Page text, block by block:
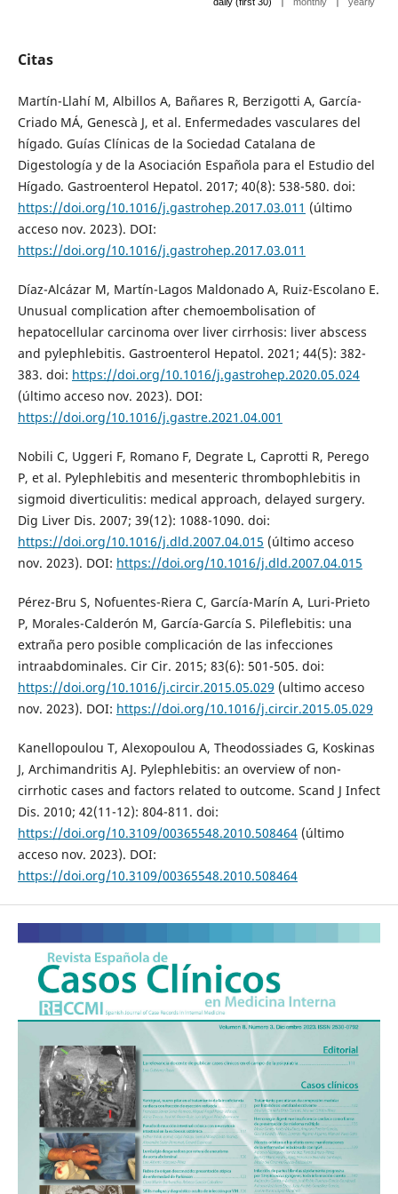
Citas
Martín-Llahí M, Albillos A, Bañares R, Berzigotti A, García-
Criado MÁ, Genescà J, et al. Enfermedades vasculares del
hígado. Guías Clínicas de la Sociedad Catalana de
Digestología y de la Asociación Española para el Estudio del
Hígado. Gastroenterol Hepatol. 2017; 40(8): 538-580. doi:
https://doi.org/10.1016/j.gastrohep.2017.03.011 (último
acceso nov. 2023). DOI:
https://doi.org/10.1016/j.gastrohep.2017.03.011
Díaz-Alcázar M, Martín-Lagos Maldonado A, Ruiz-Escolano E.
Unusual complication after chemoembolisation of
hepatocellular carcinoma over liver cirrhosis: liver abscess
and pylephlebitis. Gastroenterol Hepatol. 2021; 44(5): 382-
383. doi: https://doi.org/10.1016/j.gastrohep.2020.05.024
(último acceso nov. 2023). DOI:
https://doi.org/10.1016/j.gastre.2021.04.001
Nobili C, Uggeri F, Romano F, Degrate L, Caprotti R, Perego
P, et al. Pylephlebitis and mesenteric thrombophlebitis in
sigmoid diverticulitis: medical approach, delayed surgery.
Dig Liver Dis. 2007; 39(12): 1088-1090. doi:
https://doi.org/10.1016/j.dld.2007.04.015 (último acceso
nov. 2023). DOI: https://doi.org/10.1016/j.dld.2007.04.015
Pérez-Bru S, Nofuentes-Riera C, García-Marín A, Luri-Prieto
P, Morales-Calderón M, García-García S. Pileflebitis: una
extraña pero posible complicación de las infecciones
intraabdominales. Cir Cir. 2015; 83(6): 501-505. doi:
https://doi.org/10.1016/j.circir.2015.05.029 (ultimo acceso
nov. 2023). DOI: https://doi.org/10.1016/j.circir.2015.05.029
Kanellopoulou T, Alexopoulou A, Theodossiades G, Koskinas
J, Archimandritis AJ. Pylephlebitis: an overview of non-
cirrhotic cases and factors related to outcome. Scand J Infect
Dis. 2010; 42(11-12): 804-811. doi:
https://doi.org/10.3109/00365548.2010.508464(último
acceso nov. 2023). DOI:
https://doi.org/10.3109/00365548.2010.508464